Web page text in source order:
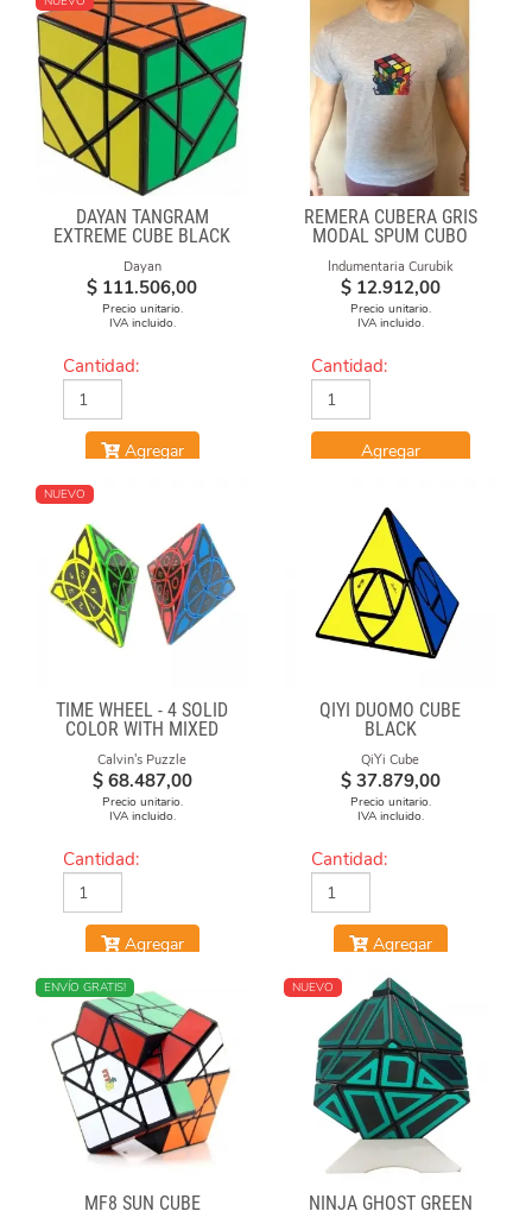
DAYAN TANGRAM
EXTREME CUBE BLACK
Dayan
$ 111.506,00
Precio unitario.
IVA incluido.
Cantidad:
Agregar
REMERA CUBERA GRIS
MODAL SPUM CUBO
Indumentaria Curubik
$ 12.912,00
Precio unitario.
IVA incluido.
Cantidad:
Agregar
NUEVO
TIME WHEEL - 4 SOLID
COLOR WITH MIXED
NUMBERS STICKERS
(MOD)
Calvin's Puzzle
$ 68.487,00
Precio unitario.
IVA incluido.
Cantidad:
Agregar
QIYI DUOMO CUBE
BLACK
QiYi Cube
$ 37.879,00
Precio unitario.
IVA incluido.
Cantidad:
Agregar
NUEVO
ENVÍO GRATIS!
MF8 SUN CUBE
NUEVO
NINJA GHOST GREEN